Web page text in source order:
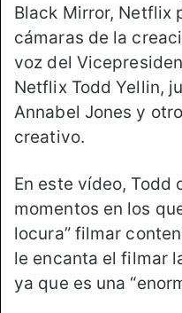
Black Mirror, Netflix
cámaras de la
voz del
Netflix Todd Yellin,
Annabel Jones y
creativo.
En este vídeo, Todd
momentos en los
locura” filmar
le encanta el filmar
ya que es una